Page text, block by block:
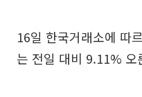
16일 한국거래소에 따
는 전일 대비 9.11%